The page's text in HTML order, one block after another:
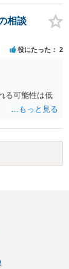
ません。 もっ
実績掲載へ
記載した
止できると
断掲載と同
判断されま
違法性を認
るわけではあ
ーの利用規約
製・SNS掲載
を記載するだ
が主で、図が
ノートの教
められにくい
で適法になる
の表現と構
は、教科書の
う事実を基
れます。ま
材を、利用条
たい場合は、
相談
役にたった 2
る可能性は低